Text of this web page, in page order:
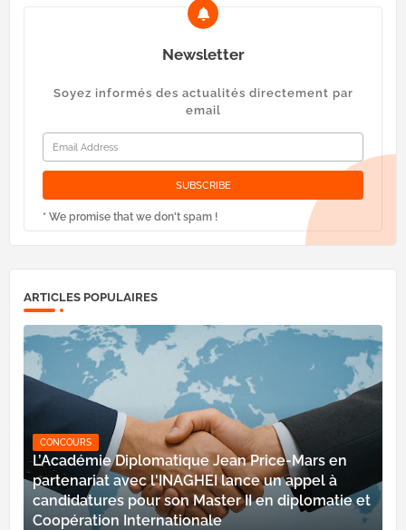
Newsletter
Soyez informés des actualités directement par
email
* We promise that we don't spam !
ARTICLES POPULAIRES
CONCOURS
L’Académie Diplomatique Jean Price-Mars en
partenariat avec l'INAGHEI lance un appel à
candidatures pour son Master II en diplomatie et
Coopération Internationale